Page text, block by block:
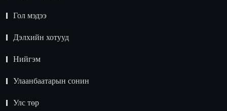
Гол мэдээ
Дэлхийн хотууд
Нийгэм
Улаанбаатарын сонин
Улс төр